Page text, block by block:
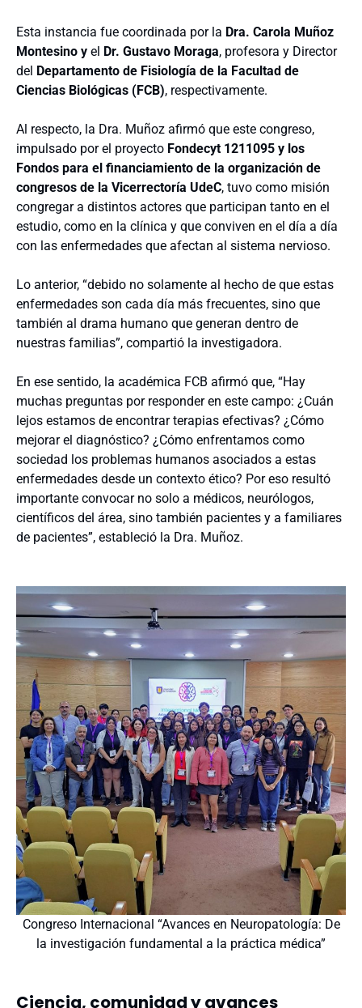
Esta instancia fue coordinada por la Dra. Carola Muñoz
Montesino y el Dr. Gustavo Moraga, profesora y Director
del Departamento de Fisiología de la Facultad de
Ciencias Biológicas (FCB), respectivamente.
Al respecto, la Dra. Muñoz afirmó que este congreso,
impulsado por el proyecto Fondecyt 1211095 y los
Fondos para el financiamiento de la organización de
congresos de la Vicerrectoría UdeC, tuvo como misión
congregar a distintos actores que participan tanto en el
estudio, como en la clínica y que conviven en el día a día
con las enfermedades que afectan al sistema nervioso.
Lo anterior, “debido no solamente al hecho de que estas
enfermedades son cada día más frecuentes, sino que
también al drama humano que generan dentro de
nuestras familias”, compartió la investigadora.
En ese sentido, la académica FCB afirmó que, “Hay
muchas preguntas por responder en este campo: ¿Cuán
lejos estamos de encontrar terapias efectivas? ¿Cómo
mejorar el diagnóstico? ¿Cómo enfrentamos como
sociedad los problemas humanos asociados a estas
enfermedades desde un contexto ético? Por eso resultó
importante convocar no solo a médicos, neurólogos,
científicos del área, sino también pacientes y a familiares
de pacientes”, estableció la Dra. Muñoz.
Congreso Internacional “Avances en Neuropatología: De
la investigación fundamental a la práctica médica”
Ciencia, comunidad y avances